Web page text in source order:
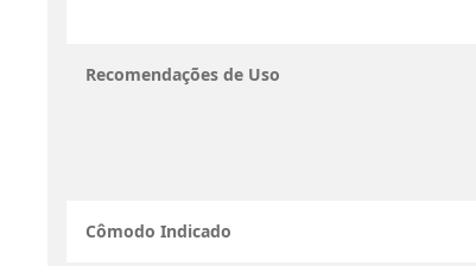
Recomendações de Uso
Cômodo Indicado